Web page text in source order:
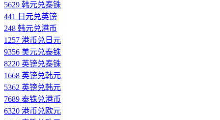
5629 韩元兑泰铢
441 日元兑英镑
248 韩元兑港币
1257 港币兑日元
9356 美元兑泰铢
8220 英镑兑泰铢
1668 英镑兑韩元
5362 英镑兑韩元
7689 泰铢兑港币
6320 港币兑欧元